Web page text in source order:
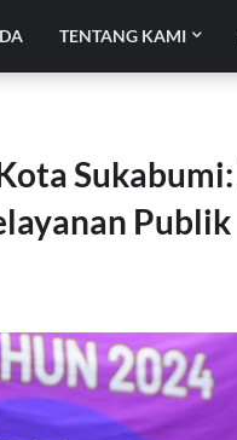
TENTANG KAMI
Publik